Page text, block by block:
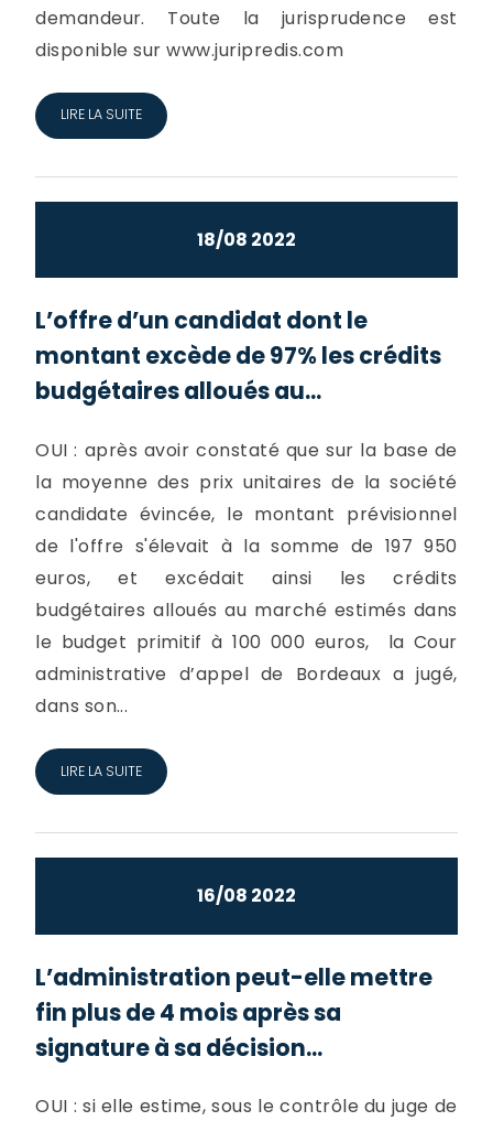
demandeur. Toute la jurisprudence est
disponible sur www.juripredis.com
LIRE LA SUITE
18/08 2022
L’offre d’un candidat dont le
montant excède de 97% les crédits
budgétaires alloués au...
OUI : après avoir constaté que sur la base de
la moyenne des prix unitaires de la société
candidate évincée, le montant prévisionnel
de l'offre s'élevait à la somme de 197 950
euros, et excédait ainsi les crédits
budgétaires alloués au marché estimés dans
le budget primitif à 100 000 euros, la Cour
administrative d’appel de Bordeaux a jugé,
dans son...
LIRE LA SUITE
16/08 2022
L’administration peut-elle mettre
fin plus de 4 mois après sa
signature à sa décision...
OUI : si elle estime, sous le contrôle du juge de